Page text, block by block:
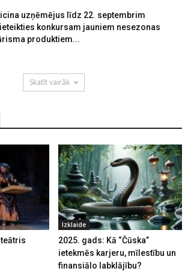
uzņēmējus līdz 22. septembrim
konkursam jauniem nesezonas
produktiem...
Skatīt vairāk
Izklaide
2025. gads: Kā “Čūska”
ietekmēs karjeru, mīlestību un
finansiālo labklājību?